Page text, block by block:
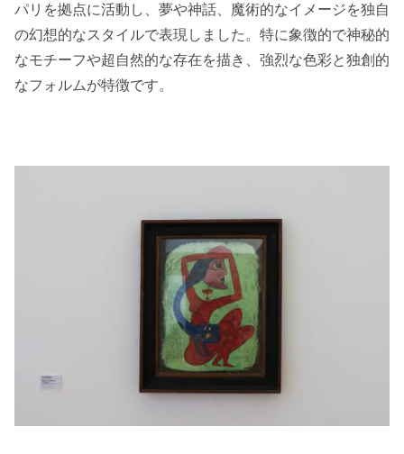
パリを拠点に活動し、夢や神話、魔術的なイメージを独自
の幻想的なスタイルで表現しました。特に象徴的で神秘的
なモチーフや超自然的な存在を描き、強烈な色彩と独創的
なフォルムが特徴です。